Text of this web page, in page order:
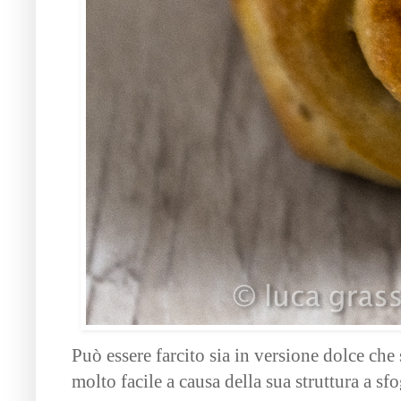
Può essere farcito sia in versione dolce
molto facile a causa della sua struttura a